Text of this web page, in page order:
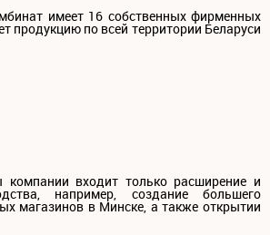
имеет 16 собственных фирменных
продукцию по всей территории Беларуси
входит только расширение и
например, создание большего
магазинов в Минске, а также открытии